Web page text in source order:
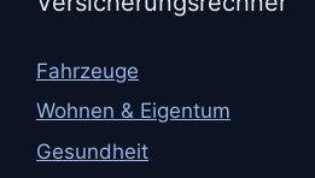
Fahrzeuge
Wohnen & Eigentum
Gesundheit